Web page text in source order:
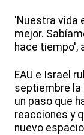
'Nuestra vida
mejor.
hace tiempo',
EAU e Israel
septiembre la
un paso que
reacciones y
nuevo